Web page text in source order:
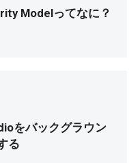
Modelってなに？
をバックグラウン
る